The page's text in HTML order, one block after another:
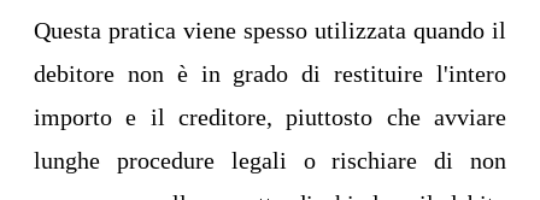
Questa pratica viene spesso utilizzata quando il
debitore non è in grado di restituire l'intero
importo e il creditore, piuttosto che avviare
lunghe procedure legali o rischiare di non